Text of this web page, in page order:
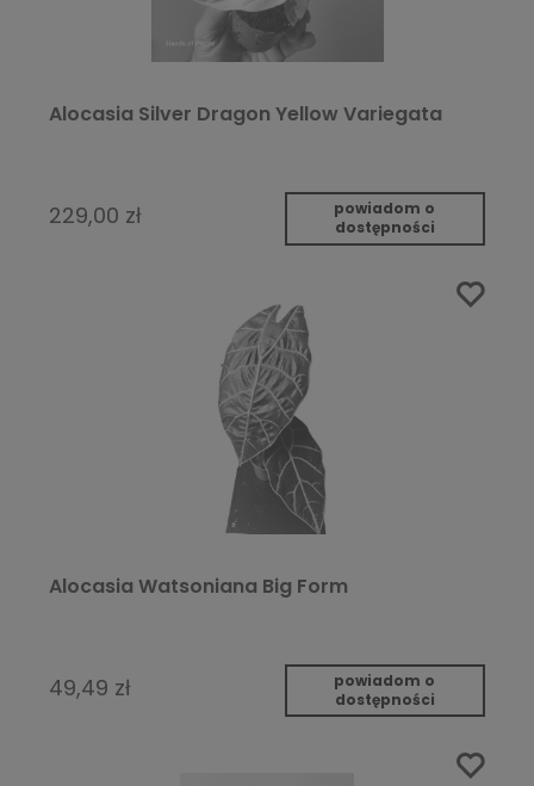
Alocasia Silver Dragon Yellow Variegata
229,00 zł
powiadom o
dostępności
Alocasia Watsoniana Big Form
49,49 zł
powiadom o
dostępności